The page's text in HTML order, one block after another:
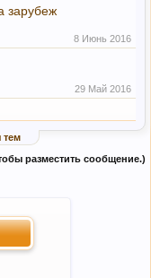
зарубеж
8 Июнь 2016
29 Май 2016
тем
разместить сообщение.)